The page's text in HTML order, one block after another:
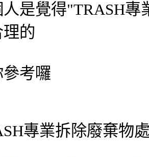
是覺得"TRASH專
的
考囉
專業拆除廢棄物